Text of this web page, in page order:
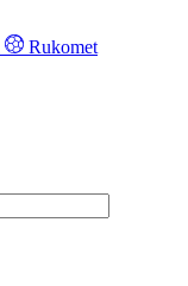
Rukomet